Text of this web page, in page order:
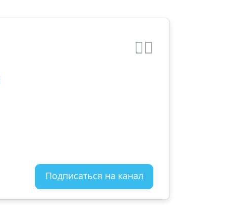
Подписаться на канал